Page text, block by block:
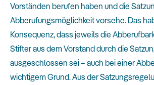
Vorständen berufen haben und die
Abberufungsmöglichkeit vorsehe. Das
Konsequenz, dass jeweils die
Stifter aus dem Vorstand durch die
ausgeschlossen sei – auch bei einer
wichtigem Grund. Aus der